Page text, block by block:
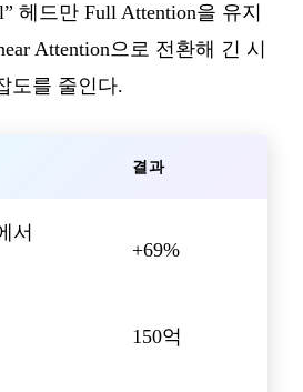
헤드만 Full Attention을 유지
Attention으로 전환해 긴 시
도를 줄인다.
결과
서
+69%
150억